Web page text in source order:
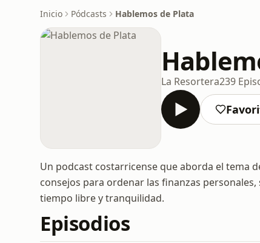
Inicio Pódcasts Hablemos de Plata
La Resortera239
Un podcast costarricense que aborda el tema
consejos para ordenar las finanzas
tiempo libre y tranquilidad.
Episodios